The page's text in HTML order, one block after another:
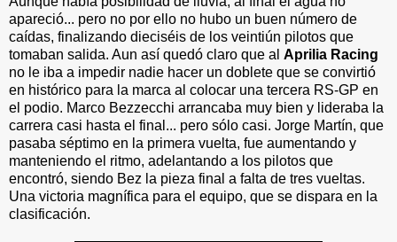
apareció... pero no por ello no hubo un buen número de
caídas, finalizando dieciséis de los veintiún pilotos que
tomaban salida. Aun así quedó claro que al Aprilia Racing
no le iba a impedir nadie hacer un doblete que se convirtió
en histórico para la marca al colocar una tercera RS-GP en
el podio. Marco Bezzecchi arrancaba muy bien y lideraba la
carrera casi hasta el final... pero sólo casi. Jorge Martín, que
pasaba séptimo en la primera vuelta, fue aumentando y
manteniendo el ritmo, adelantando a los pilotos que
encontró, siendo Bez la pieza final a falta de tres vueltas.
Una victoria magnífica para el equipo, que se dispara en la
clasificación.